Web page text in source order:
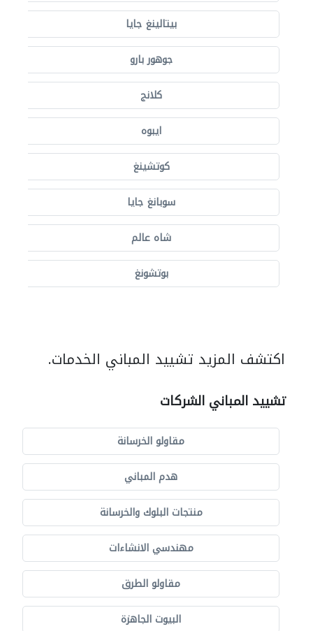
بيتالينغ جايا
جوهور بارو
كلانج
ايبوه
كوتشينغ
سوبانغ جايا
شاه عالم
بوتشونغ
اكتشف المزيد تشييد المباني الخدمات.
تشييد المباني الشركات
مقاولو الخرسانة
هدم المباني
منتجات البلوك والخرسانة
مهندسي الانشاءات
مقاولو الطرق
البيوت الجاهزة